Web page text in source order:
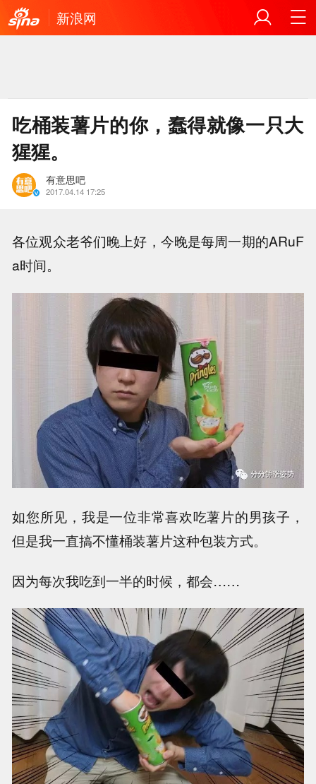
新浪网
吃桶装薯片的你，蠢得就像一只大
猩猩。
有意思吧
2017.04.14 17:25
各位观众老爷们晚上好，今晚是每周一期的ARuF
a时间。
如您所见，我是一位非常喜欢吃薯片的男孩子，
但是我一直搞不懂桶装薯片这种包装方式。
因为每次我吃到一半的时候，都会……